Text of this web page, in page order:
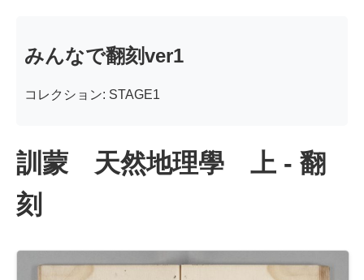
みんなで翻刻ver1
コレクション: STAGE1
訓蒙 天然地理學 上 - 翻
刻